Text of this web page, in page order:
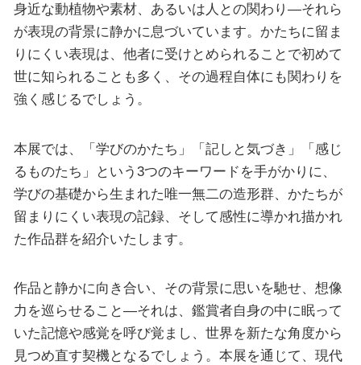
身近な動植物や素材、あるいは人との関わり―それら
が表現の背景に静かに息づいています。かたちに留ま
りにくい表現は、他者に受けとめられることで初めて
世に知られることも多く、その過程自体にも関わりを
強く感じるでしょう。
本展では、「学びのかたち」「記しと気づき」「感じ
るものたち」という3つのキーワードを手がかりに、
学びの基礎から生まれた唯一無二の造形群、かたちが
留まりにくい表現の記録、そして感性に導かれ描かれ
た作品群を紹介いたします。
作品と静かに向き合い、その背景に思いを馳せ、想像
力を巡らせること―それは、鑑賞者自身の中に眠って
いた記憶や感覚を呼び覚まし、世界を新たな角度から
見つめ直す契機となるでしょう。本展を通じて、現代